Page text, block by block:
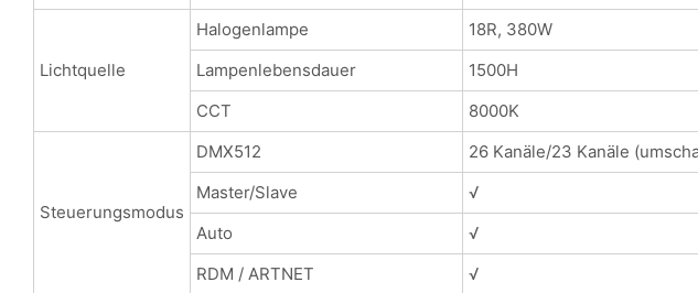
Lichtquelle
Halogenlampe
18R, 380W
Lampenlebensdauer
1500H
CCT
8000K
Steuerungsmodus
DMX512
26 Kanäle/23 Kanäle
Master/Slave
√
Auto
√
RDM / ARTNET
√